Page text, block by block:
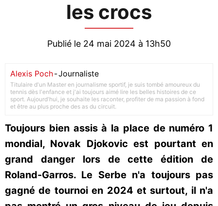
les crocs
Publié le 24 mai 2024 à 13h50
Alexis Poch-Journaliste
Titulaire d'un Master en journalisme sportif, je suis tombé amoureux du
tennis dès l'enfance et j'ai toujours aimé lire les belles histoires de ce
sport. Aujourd'hui, je souhaite les raconter, profiter de ma passion à fond
et être au plus proche des as du circuit.
Toujours bien assis à la place de numéro 1
mondial, Novak Djokovic est pourtant en
grand danger lors de cette édition de
Roland-Garros. Le Serbe n'a toujours pas
gagné de tournoi en 2024 et surtout, il n'a